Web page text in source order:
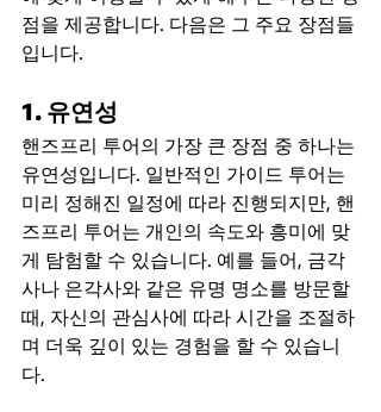
점을 제공합니다. 다음은 그 주요 장점들
입니다.
1. 유연성
핸즈프리 투어의 가장 큰 장점 중 하나는
유연성입니다. 일반적인 가이드 투어는
미리 정해진 일정에 따라 진행되지만, 핸
즈프리 투어는 개인의 속도와 흥미에 맞
게 탐험할 수 있습니다. 예를 들어, 금각
사나 은각사와 같은 유명 명소를 방문할
때, 자신의 관심사에 따라 시간을 조절하
며 더욱 깊이 있는 경험을 할 수 있습니
다.